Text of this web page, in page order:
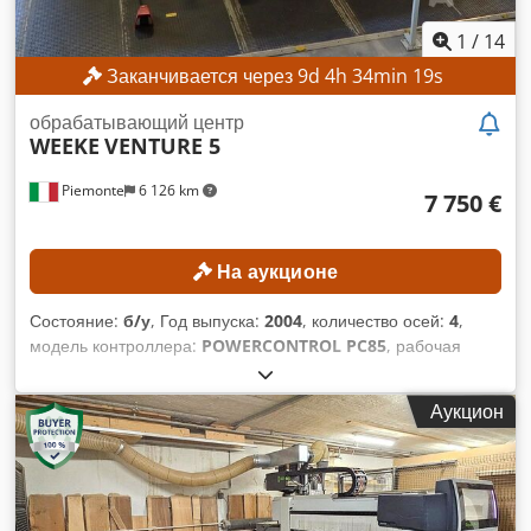
1 / 14
Заканчивается через9d 4h 34min 16s
Piemonte 6 126 km
обрабатывающий центр
WEEKE VENTURE 5
7 750 €
На аукционе
Состояние: б/у, Год выпуска: 2004, количество осей: 4,
модель контроллера: POWERCONTROL PC85, рабочая
, максимальная скорость шпинделя
фрезы:24 000 об/мин, рабочая длина:3 250 мм,
ТЕХНИЧЕСКИЕ ХАРАКТЕРИСТИКИ Dwedpfx Akezmtl Rsisa
Рабочая область по оси X: 3250 мм Рабочая область по оси
Y: 1220 мм Количество рабочих зон: 2 Столовая система:
стол с направляющими и опорами Количество вакуумных
присосок: 6 Количество управляемых осей: 4 Количество
Аукцион